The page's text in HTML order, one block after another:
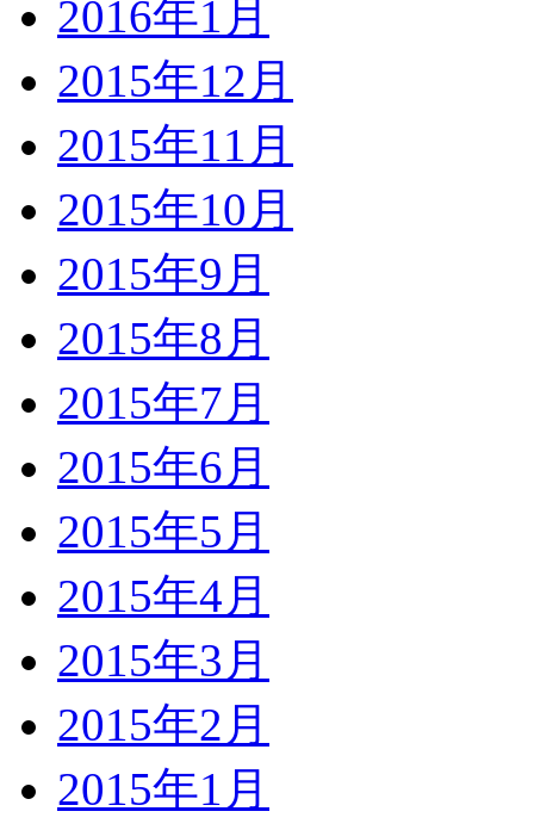
2016年1月
2015年12月
2015年11月
2015年10月
2015年9月
2015年8月
2015年7月
2015年6月
2015年5月
2015年4月
2015年3月
2015年2月
2015年1月